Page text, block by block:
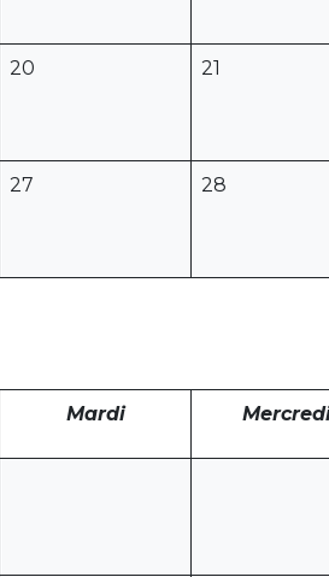
20 21
27 28
Mardi